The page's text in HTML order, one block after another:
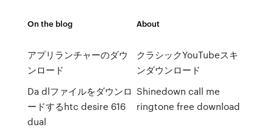
On the blog
アプリランチャーのダウ
ンロード
Da dlファイルをダウンロ
ードするhtc desire 616
dual
About
クラシックYouTubeスキ
ンダウンロード
Shinedown call me
ringtone free download